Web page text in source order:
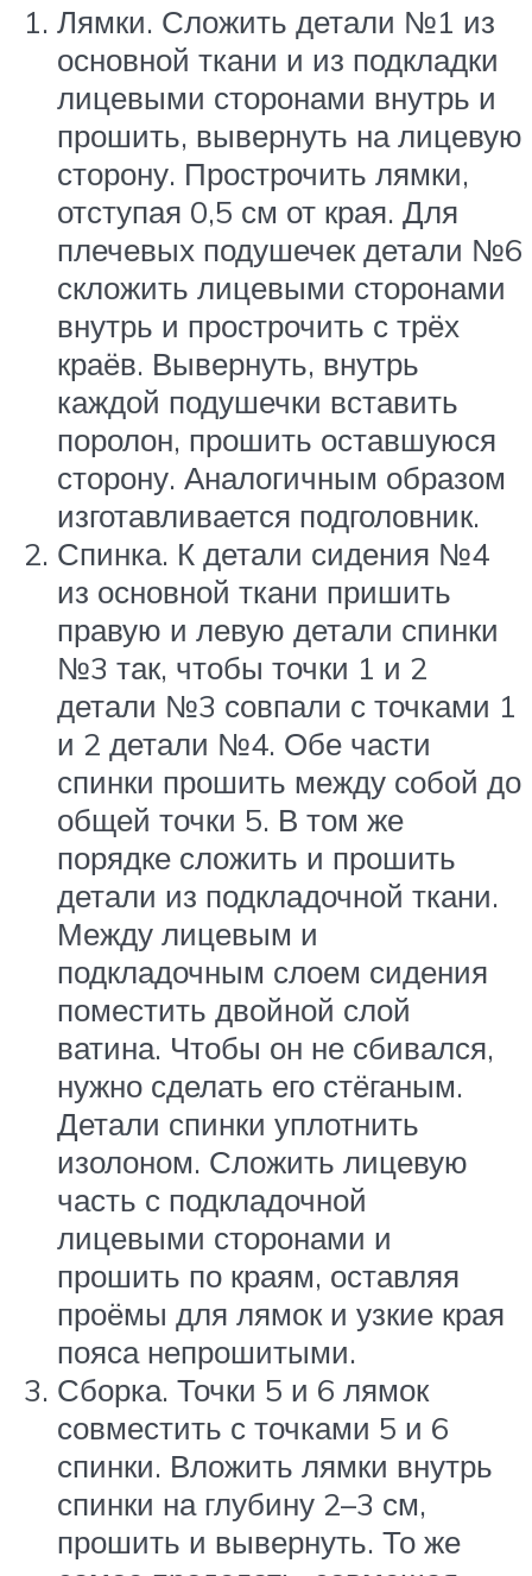
Лямки. Сложить детали №1 из
основной ткани и из подкладки
лицевыми сторонами внутрь и
прошить, вывернуть на лицевую
сторону. Прострочить лямки,
отступая 0,5 см от края. Для
плечевых подушечек детали №6
скложить лицевыми сторонами
внутрь и прострочить с трёх
краёв. Вывернуть, внутрь
каждой подушечки вставить
поролон, прошить оставшуюся
сторону. Аналогичным образом
изготавливается подголовник.
Спинка. К детали сидения №4
из основной ткани пришить
правую и левую детали спинки
№3 так, чтобы точки 1 и 2
детали №3 совпали с точками 1
и 2 детали №4. Обе части
спинки прошить между собой до
общей точки 5. В том же
порядке сложить и прошить
детали из подкладочной ткани.
Между лицевым и
подкладочным слоем сидения
поместить двойной слой
ватина. Чтобы он не сбивался,
нужно сделать его стёганым.
Детали спинки уплотнить
изолоном. Сложить лицевую
часть с подкладочной
лицевыми сторонами и
прошить по краям, оставляя
проёмы для лямок и узкие края
пояса непрошитыми.
Сборка. Точки 5 и 6 лямок
совместить с точками 5 и 6
спинки. Вложить лямки внутрь
спинки на глубину 2–3 см,
прошить и вывернуть. То же